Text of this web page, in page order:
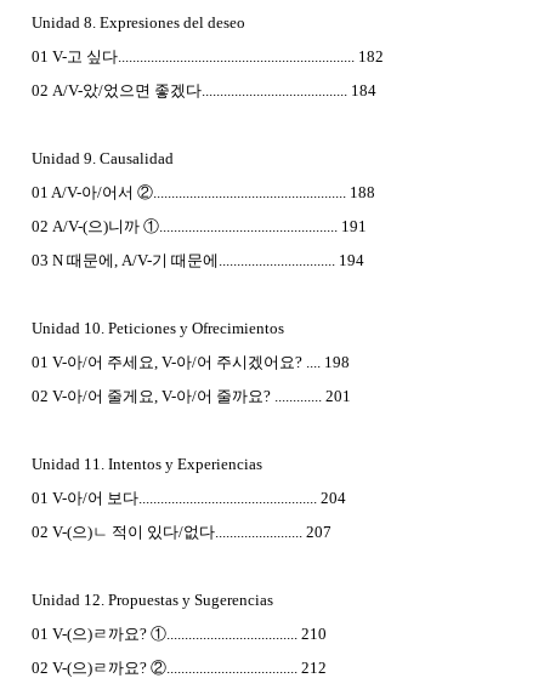
Unidad 8. Expresiones del deseo
01 V-고 싶다................................................................. 182
02 A/V-았/었으면 좋겠다........................................ 184
Unidad 9. Causalidad
01 A/V-아/어서 ②..................................................... 188
02 A/V-(으)니까 ①................................................. 191
03 N 때문에, A/V-기 때문에................................ 194
Unidad 10. Peticiones y Ofrecimientos
01 V-아/어 주세요, V-아/어 주시겠어요? .... 198
02 V-아/어 줄게요, V-아/어 줄까요? ............. 201
Unidad 11. Intentos y Experiencias
01 V-아/어 보다................................................. 204
02 V-(으)ㄴ 적이 있다/없다........................ 207
Unidad 12. Propuestas y Sugerencias
01 V-(으)ㄹ까요? ①.................................... 210
02 V-(으)ㄹ까요? ②.................................... 212